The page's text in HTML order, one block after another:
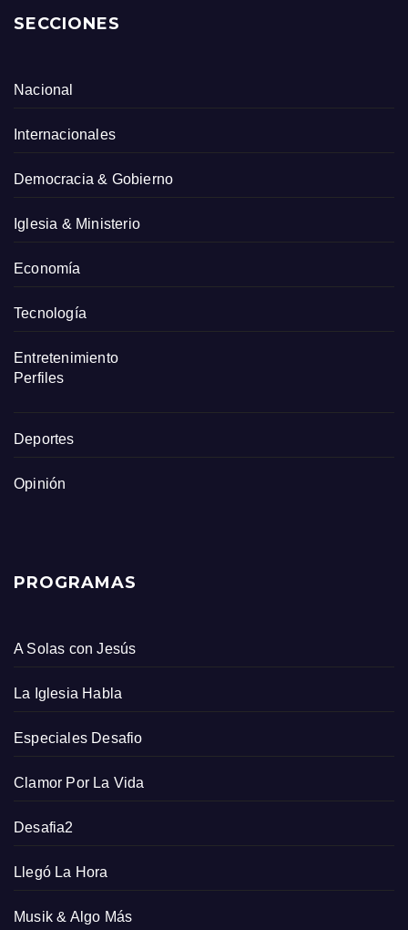
SECCIONES
Nacional
Internacionales
Democracia & Gobierno
Iglesia & Ministerio
Economía
Tecnología
Entretenimiento
Perfiles
Deportes
Opinión
PROGRAMAS
A Solas con Jesús
La Iglesia Habla
Especiales Desafio
Clamor Por La Vida
Desafia2
Llegó La Hora
Musik & Algo Más